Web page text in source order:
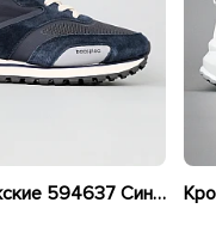
Кроссовки мужские 594637 Синие